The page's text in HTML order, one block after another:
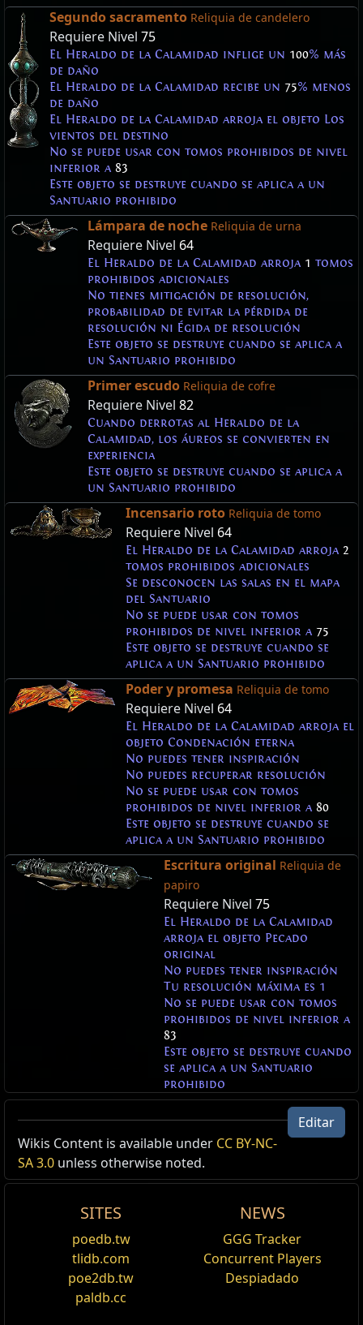
Segundo sacramento Reliquia de candelero
Requiere Nivel 75
El Heraldo de la Calamidad inflige un 100% más
de daño
El Heraldo de la Calamidad recibe un 75% menos
de daño
El Heraldo de la Calamidad arroja el objeto Los
vientos del destino
No se puede usar con tomos prohibidos de nivel
inferior a 83
Este objeto se destruye cuando se aplica a un
Santuario prohibido
Lámpara de noche Reliquia de urna
Requiere Nivel 64
El Heraldo de la Calamidad arroja 1 tomos
prohibidos adicionales
No tienes mitigación de resolución,
probabilidad de evitar la pérdida de
resolución ni Égida de resolución
Este objeto se destruye cuando se aplica a
un Santuario prohibido
Primer escudo Reliquia de cofre
Requiere Nivel 82
Cuando derrotas al Heraldo de la
Calamidad, los áureos se convierten en
experiencia
Este objeto se destruye cuando se aplica a
un Santuario prohibido
Incensario roto Reliquia de tomo
Requiere Nivel 64
El Heraldo de la Calamidad arroja 2
tomos prohibidos adicionales
Se desconocen las salas en el mapa
del Santuario
No se puede usar con tomos
prohibidos de nivel inferior a 75
Este objeto se destruye cuando se
aplica a un Santuario prohibido
Poder y promesa Reliquia de tomo
Requiere Nivel 64
El Heraldo de la Calamidad arroja el
objeto Condenación eterna
No puedes tener inspiración
No puedes recuperar resolución
No se puede usar con tomos
prohibidos de nivel inferior a 80
Este objeto se destruye cuando se
aplica a un Santuario prohibido
Escritura original Reliquia de
papiro
Requiere Nivel 75
El Heraldo de la Calamidad
arroja el objeto Pecado
original
No puedes tener inspiración
Tu resolución máxima es 1
No se puede usar con tomos
prohibidos de nivel inferior a
83
Este objeto se destruye cuando
se aplica a un Santuario
prohibido
Cáliz dorado Reliquia procesional
Requiere Nivel64
Duplica hasta4recompensas de oferta aleatorias
No puedes tener inspiración
Este objeto se destruye cuando se aplica a un
Santuario prohibido
Segundo sacramento Reliquia de candelero
Requiere Nivel
Reliquia incensaria
No se puede modificar
Reliquia procesional
No se puede modificar
No se puede modificar
Reliquia de urna
No se puede modificar
Editar
Wikis Content is available under CC BY-NC-
SA 3.0 unless otherwise noted.
SITES
poedb.tw
tlidb.com
poe2db.tw
paldb.cc
NEWS
GGG Tracker
Concurrent Players
Despiadado